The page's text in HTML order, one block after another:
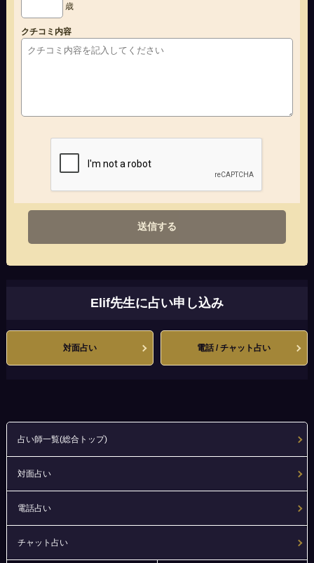
歳
クチコミ内容
送信する
Elif先生に占い申し込み
対面占い 電話 / チャット占い
占い師一覧(総合トップ)
対面占い
電話占い
チャット占い